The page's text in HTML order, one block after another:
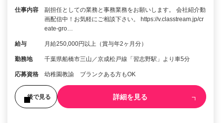
仕事内容
副担任としての業務と事務業務をお願いします。 会社紹介動
画配信中！お気軽にご相談下さい。 https://v.classtream.jp/cr
eate-gro…
給与 月給250,000円以上（賞与年2ヶ月分）
勤務地 千葉県船橋市三山／京成松戸線「習志野駅」より車5分
応募資格 幼稚園教諭 ブランクある方もOK
後で見る 詳細を見る